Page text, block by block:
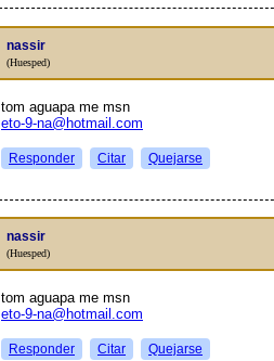
nassir
(Huesped)
tom aguapa me msn
eto-9-na@hotmail.com
Responder Citar Quejarse
nassir
(Huesped)
tom aguapa me msn
eto-9-na@hotmail.com
Responder Citar Quejarse